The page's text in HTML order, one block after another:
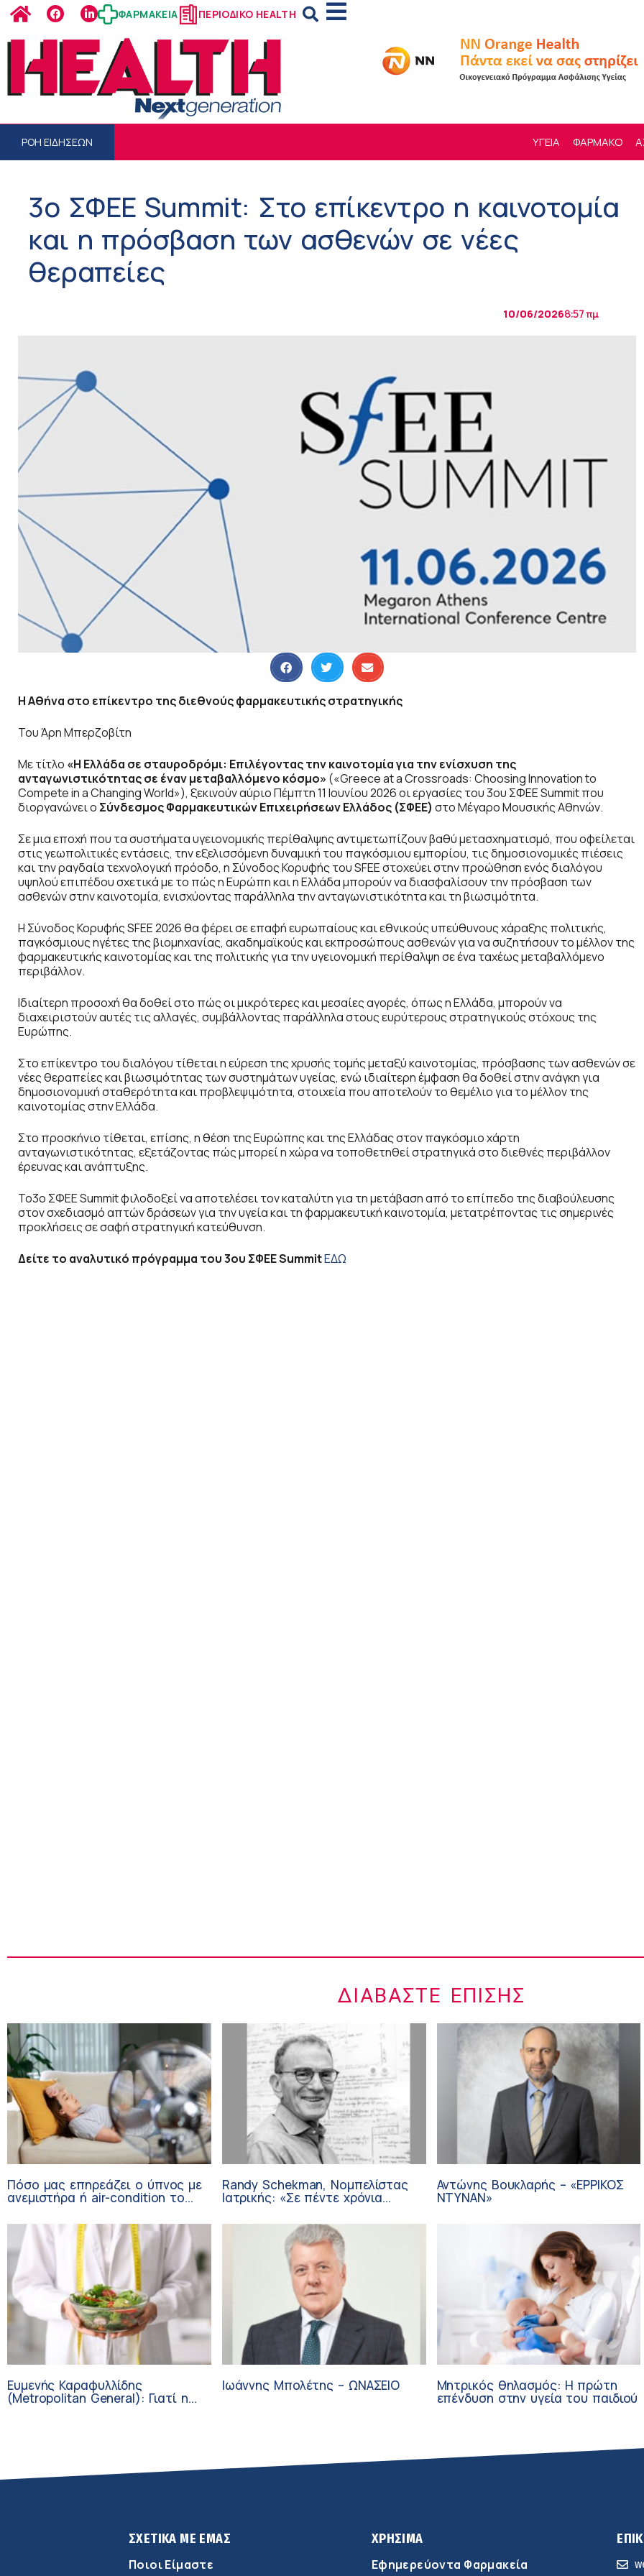
ΦΑΡΜΑΚΕΙΑ ΠΕΡΙΟΔΙΚΟ HEALTH
ΡΟΗ ΕΙΔΗΣΕΩΝ ΥΓΕΙΑ ΦΑΡΜΑΚΟ
3ο ΣΦΕΕ Summit: Στο επίκεντρο η καινοτομία
και η πρόσβαση των ασθενών σε νέες
θεραπείες
10/06/20268:57 πμ
Η Αθήνα στο επίκεντρο της διεθνούς φαρμακευτικής στρατηγικής
Του Άρη Μπερζοβίτη
Με τίτλο «Η Ελλάδα σε σταυροδρόμι: Επιλέγοντας την καινοτομία για την ενίσχυση της
ανταγωνιστικότητας σε έναν μεταβαλλόμενο κόσμο» («Greece at a Crossroads: Choosing Innovation to
Compete in a Changing World»), ξεκινούν αύριο Πέμπτη 11 Ιουνίου 2026 οι εργασίες του 3ου ΣΦΕΕ Summit που
διοργανώνει ο Σύνδεσμος Φαρμακευτικών Επιχειρήσεων Ελλάδος (ΣΦΕΕ) στο Μέγαρο Μουσικής Αθηνών.
Σε μια εποχή που τα συστήματα υγειονομικής περίθαλψης αντιμετωπίζουν βαθύ μετασχηματισμό, που οφείλεται
στις γεωπολιτικές εντάσεις, την εξελισσόμενη δυναμική του παγκόσμιου εμπορίου, τις δημοσιονομικές πιέσεις
και την ραγδαία τεχνολογική πρόοδο, η Σύνοδος Κορυφής του SFEE στοχεύει στην προώθηση ενός διαλόγου
υψηλού επιπέδου σχετικά με το πώς η Ευρώπη και η Ελλάδα μπορούν να διασφαλίσουν την πρόσβαση των
ασθενών στην καινοτομία, ενισχύοντας παράλληλα την ανταγωνιστικότητα και τη βιωσιμότητα.
Η Σύνοδος Κορυφής SFEE 2026 θα φέρει σε επαφή ευρωπαίους και εθνικούς υπεύθυνους χάραξης πολιτικής,
παγκόσμιους ηγέτες της βιομηχανίας, ακαδημαϊκούς και εκπροσώπους ασθενών για να συζητήσουν το μέλλον της
φαρμακευτικής καινοτομίας και της πολιτικής για την υγειονομική περίθαλψη σε ένα ταχέως μεταβαλλόμενο
περιβάλλον.
Ιδιαίτερη προσοχή θα δοθεί στο πώς οι μικρότερες και μεσαίες αγορές, όπως η Ελλάδα, μπορούν να
διαχειριστούν αυτές τις αλλαγές, συμβάλλοντας παράλληλα στους ευρύτερους στρατηγικούς στόχους της
Ευρώπης.
Στο επίκεντρο του διαλόγου τίθεται η εύρεση της χρυσής τομής μεταξύ καινοτομίας, πρόσβασης των ασθενών σε
νέες θεραπείες και βιωσιμότητας των συστημάτων υγείας, ενώ ιδιαίτερη έμφαση θα δοθεί στην ανάγκη για
δημοσιονομική σταθερότητα και προβλεψιμότητα, στοιχεία που αποτελούν το θεμέλιο για το μέλλον της
καινοτομίας στην Ελλάδα.
Στο προσκήνιο τίθεται, επίσης, η θέση της Ευρώπης και της Ελλάδας στον παγκόσμιο χάρτη
ανταγωνιστικότητας, εξετάζοντας πώς μπορεί η χώρα να τοποθετηθεί στρατηγικά στο διεθνές περιβάλλον
έρευνας και ανάπτυξης.
Το3o ΣΦΕΕ Summit φιλοδοξεί να αποτελέσει τον καταλύτη για τη μετάβαση από το επίπεδο της διαβούλευσης
στον σχεδιασμό απτών δράσεων για την υγεία και τη φαρμακευτική καινοτομία, μετατρέποντας τις σημερινές
προκλήσεις σε σαφή στρατηγική κατεύθυνση.
Δείτε το αναλυτικό πρόγραμμα του 3ου ΣΦΕΕ SummitΕΔΩ
ΔΙΑΒΆΣΤΕ ΕΠΊΣΗΣ
Πόσο μας επηρεάζει ο ύπνος με
ανεμιστήρα ή air-condition το
Randy Schekman, Νομπελίστας
Ιατρικής: «Σε πέντε χρόνια
αναστέλλει την εξέλιξη του
Πάρκινσον»
Αντώνης Βουκλαρής – «ΕΡΡΙΚΟΣ
ΝΤΥΝΑΝ»
Ευμενής Καραφυλλίδης
(Metropolitan General): Γιατί η
Ιωάννης Μπολέτης – ΩΝΑΣΕΙΟ Μητρικός θηλασμός: Η πρώτη
επένδυση στην υγεία του παιδιού
ΣΧΕΤΙΚΑ ΜΕ ΕΜΑΣ
Ποιοι Είμαστε
ΧΡΗΣΙΜΑ
Εφημερεύοντα Φαρμακεία